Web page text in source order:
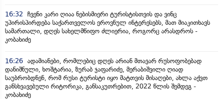
16:32
ჩვენი კარი ღიაა ნებისმიერი ტურისტისთვის და ვინც
უპირისპირდება საქართველოს ეროვნულ ინტერესებს, მათ მიაკითხავს
სამართალი, დღეს სახელმწიფო ძლიერია, როგორც არასდროს -
კობახიძე
16:26 ადამიანები, რომლებიც დღეს არიან მთავარ რუსოფობებად
დანიშნული, ხოშტარია, ზურაბ ჯაფარიძე, მერაბიშვილი ღიად
საუბრობდნენ, რომ რუსი ტურისტი იყო მატთვის მისაღები, ახლა აქვთ
განსხვავებული რიტორიკა, განსაკუთრებით, 2022 წლის შემდეგ -
კობახიძე